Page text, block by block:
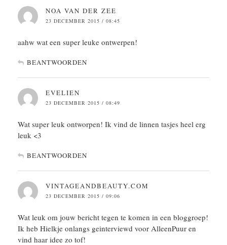
NOA VAN DER ZEE
23 DECEMBER 2015 / 08:45
aahw wat een super leuke ontwerpen!
BEANTWOORDEN
EVELIEN
23 DECEMBER 2015 / 08:49
Wat super leuk ontworpen! Ik vind de linnen tasjes heel erg
leuk <3
BEANTWOORDEN
VINTAGEANDBEAUTY.COM
23 DECEMBER 2015 / 09:06
Wat leuk om jouw bericht tegen te komen in een bloggroep!
Ik heb Hielkje onlangs geinterviewd voor AlleenPuur en
vind haar idee zo tof!